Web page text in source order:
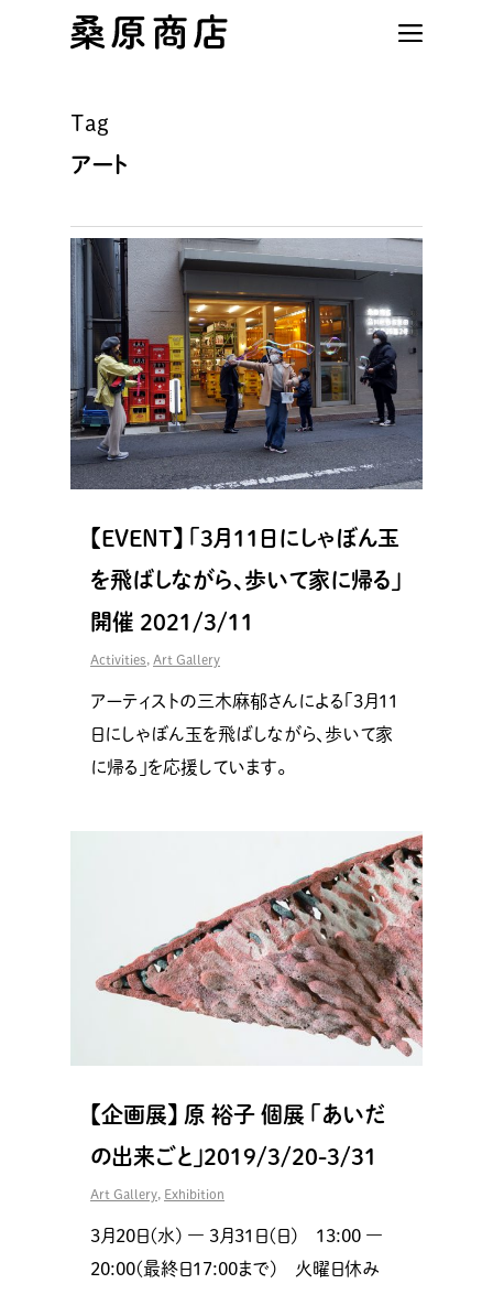
Tag
アート
【EVENT】 「3月11日にしゃぼん玉
を飛ばしながら、歩いて家に帰る」
開催 2021/3/11
Activities Art Gallery
アーティストの三木麻郁さんによる「3月11
日にしゃぼん玉を飛ばしながら、歩いて家
に帰る」を応援しています。
【企画展】 原 裕子 個展 「あいだ
の出来ごと」2019/3/20-3/31
Art Gallery Exhibition
3月20日(水) ― 3月31日(日) 13:00 ―
20:00(最終日17:00まで) 火曜日休み